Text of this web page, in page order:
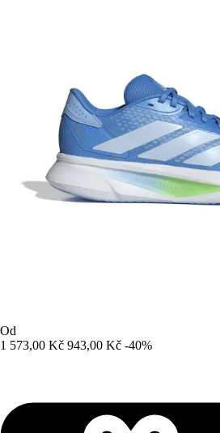
Od
1 573,00 Kč 943,00 Kč -40%